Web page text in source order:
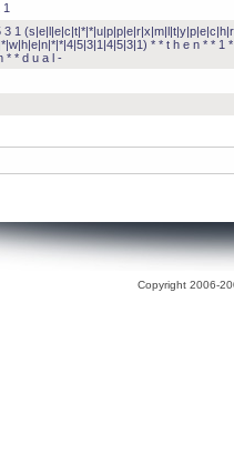
3 1
* * t h e n * * 1
* * d u a l -
Copyright 2006-